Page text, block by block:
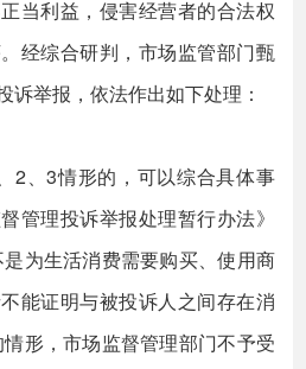
当利益，侵害经营者的合法权
经综合研判，市场监管部门甄
诉举报，依法作出如下处理：
、3情形的，可以综合具体事
管理投诉举报处理暂行办法》
为生活消费需要购买、使用商
能证明与被投诉人之间存在消
形，市场监督管理部门不予受